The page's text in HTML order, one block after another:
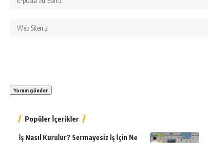
Popüler İçerikler
İş Nasıl Kurulur? Sermayesiz İş İçin Ne